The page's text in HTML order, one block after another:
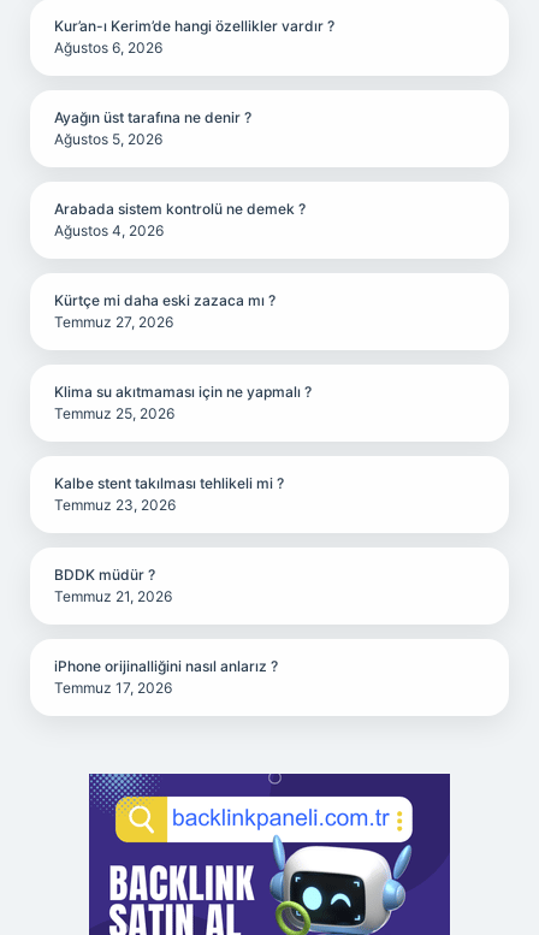
Kur’an-ı Kerim’de hangi özellikler vardır ?
Ağustos 6, 2026
Ayağın üst tarafına ne denir ?
Ağustos 5, 2026
Arabada sistem kontrolü ne demek ?
Ağustos 4, 2026
Kürtçe mi daha eski zazaca mı ?
Temmuz 27, 2026
Klima su akıtmaması için ne yapmalı ?
Temmuz 25, 2026
Kalbe stent takılması tehlikeli mi ?
Temmuz 23, 2026
BDDK müdür ?
Temmuz 21, 2026
iPhone orijinalliğini nasıl anlarız ?
Temmuz 17, 2026